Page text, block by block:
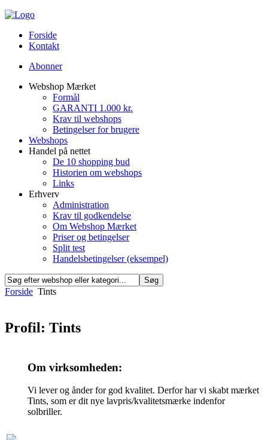
Forside
Kontakt
Abonner
Webshop Mærket
Formål
GARANTI 1.000 kr.
Krav til webshops
Betingelser for brugere
Webshops
Handel på nettet
De 10 shopping bud
Historien om webshops
Links
Erhverv
Administration
Krav til godkendelse
Om Webshop Mærket
Priser og betingelser
Split test
Handelsbetingelser (eksempel)
Forside Tints
Profil: Tints
Om virksomheden:
Vi lever og ånder for god kvalitet. Derfor har vi skabt mærket
Tints, som er dit nye lavpris/kvalitetsmærke indenfor
solbriller.